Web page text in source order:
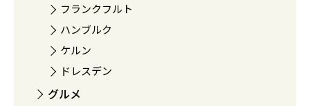
フランクフルト
ハンブルク
ケルン
ドレスデン
グルメ